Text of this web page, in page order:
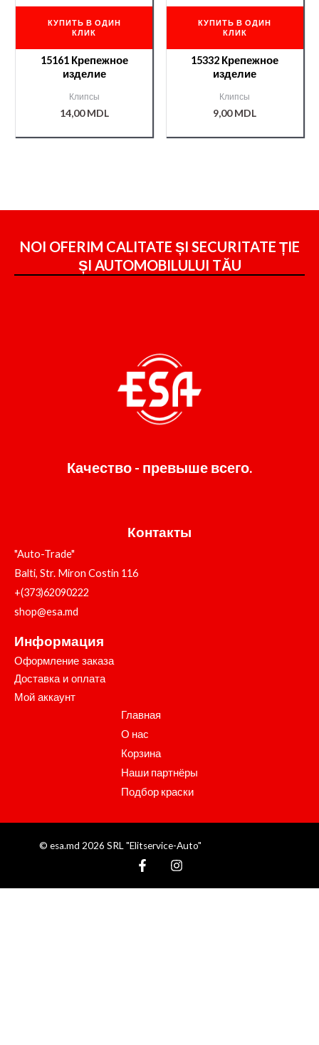
КУПИТЬ В ОДИН
КЛИК
15161 Крепежное
изделие
Клипсы
14,00MDL
КУПИТЬ В ОДИН
КЛИК
15332 Крепежное
изделие
Клипсы
9,00MDL
NOI OFERIM CALITATE ȘI SECURITATE ȚIE
ȘI AUTOMOBILULUI TĂU
Качество - превыше всего.
Контакты
"Auto-Trade"
Balti, Str. Miron Costin 116
+(373)62090222
shop@esa.md
Информация
Оформление заказа
Доставка и оплата
Мой аккаунт
Главная
О нас
Корзина
Наши партнёры
Подбор краски
© esa.md 2026 SRL "Elitservice-Auto"